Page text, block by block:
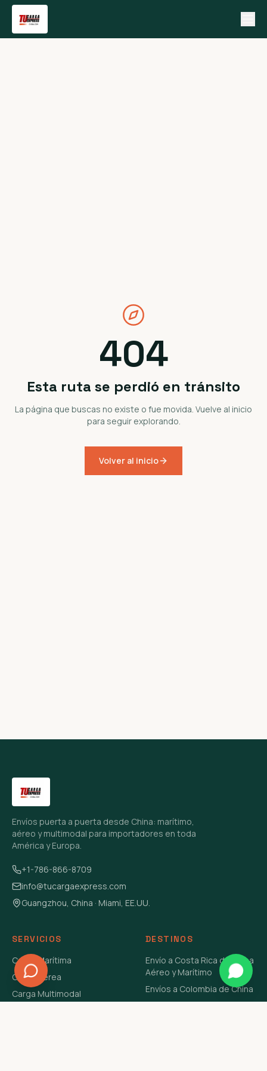
404
Esta ruta se perdió en tránsito
La página que buscas no existe o fue movida. Vuelve al inicio
para seguir explorando.
Volver al inicio
Envíos puerta a puerta desde China: marítimo,
aéreo y multimodal para importadores en toda
América y Europa.
+1-786-866-8709
info@tucargaexpress.com
Guangzhou, China · Miami, EE.UU.
SERVICIOS
Carga Marítima
Carga Aérea
Carga Multimodal
DESTINOS
Envío a Costa Rica de China
Aéreo y Marítimo
Envíos a Colombia de China